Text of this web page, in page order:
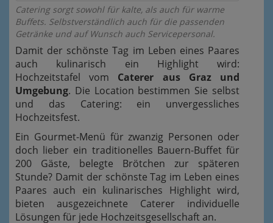
Catering sorgt sowohl für kalte, als auch für warme
Buffets. Selbstverständlich auch für die passenden
Getränke und auf Wunsch auch Servicepersonal.
Damit der schönste Tag im Leben eines Paares
auch kulinarisch ein Highlight wird:
Hochzeitstafel vom Caterer aus Graz und
Umgebung. Die Location bestimmen Sie selbst
und das Catering: ein unvergessliches
Hochzeitsfest.
Ein Gourmet-Menü für zwanzig Personen oder
doch lieber ein traditionelles Bauern-Buffet für
200 Gäste, belegte Brötchen zur späteren
Stunde? Damit der schönste Tag im Leben eines
Paares auch ein kulinarisches Highlight wird,
bieten ausgezeichnete Caterer individuelle
Lösungen für jede Hochzeitsgesellschaft an.